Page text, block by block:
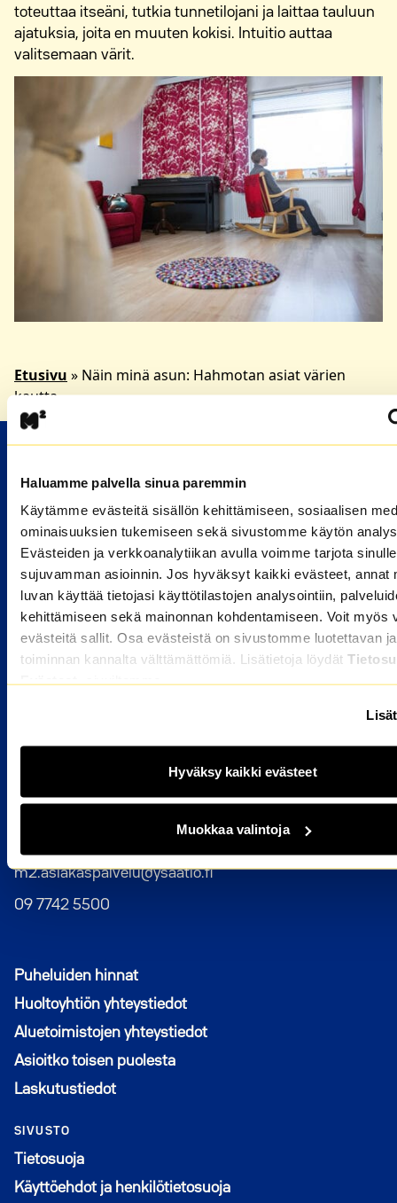
Haluamme palvella sinua paremmin
Käytämme evästeitä sisällön kehittämiseen, sosiaalisen
ominaisuuksien tukemiseen sekä sivustomme käytön
Evästeiden ja verkkoanalytiikan avulla voimme tarjota sinulle
sujuvamman asioinnin. Jos hyväksyt kaikki evästeet, annat
luvan käyttää tietojasi käyttötilastojen analysointiin,
kehittämiseen sekä mainonnan kohdentamiseen. Voit myös
evästeitä sallit. Osa evästeistä on sivustomme luotettavan
toiminnan kannalta välttämättömiä. Lisätietoja löydät
Evästeet-sivuiltamme.
Hyväksy kaikki evästeet
Muokkaa valintoja
toteuttaa itseäni, tutkia tunnetilojani ja laittaa tauluun
ajatuksia, joita en muuten kokisi. Intuitio auttaa
valitsemaan värit.
Etusivu » Näin minä asun: Hahmotan asiat värien
kautta
Valitse kaupunki
HAKIJALLE
Kuka voi hakea
Miten haen asuntoa
Hakijan usein kysytyt kysymykset
Vikailmoitus
m2.asiakaspalvelu@ysaatio.fi
09 7742 5500
Puheluiden hinnat
Huoltoyhtiön yhteystiedot
Aluetoimistojen yhteystiedot
Asioitko toisen puolesta
Laskutustiedot
SIVUSTO
Tietosuoja
Käyttöehdot ja henkilötietosuoja